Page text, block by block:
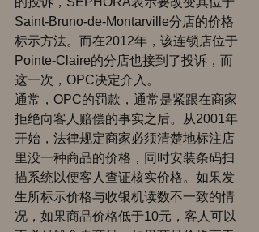
Saint-Bruno-de-Montarville分店的价格
标示方法。而在2012年，该连锁店位于
Pointe-Claire的分店也接到了投诉，而
这一次，OPC决定介入。
通常，OPC的罚款，通常是紧跟在商家
拒绝向客人赔偿的事实之后。从2001年
开始，法律规定商家必须清楚地标注店
里没一种商品的价格，同时安装条码扫
描系统以便客人查证核实价格。如果发
生所标示价格与收银机读数不一致的情
况，如果商品价格低于10元，客人可以